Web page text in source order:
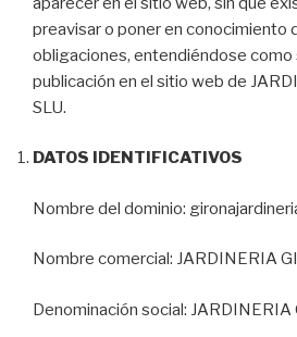
preavisar o poner en conocimiento
obligaciones, entendiéndose como
publicación en el sitio web de
SLU.
DATOS IDENTIFICATIVOS
Nombre del dominio:
Nombre comercial: JARDINERIA
Denominación social: JARDINERIA